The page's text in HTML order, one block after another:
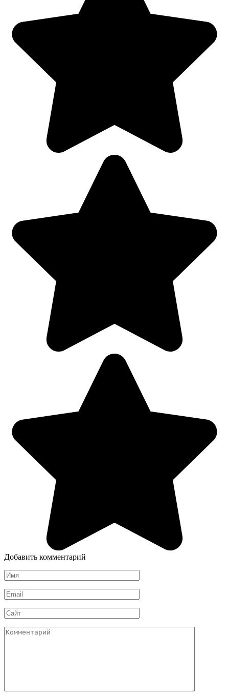
Добавить комментарий
Имя
*
Email
*
Сайт
Комментарий